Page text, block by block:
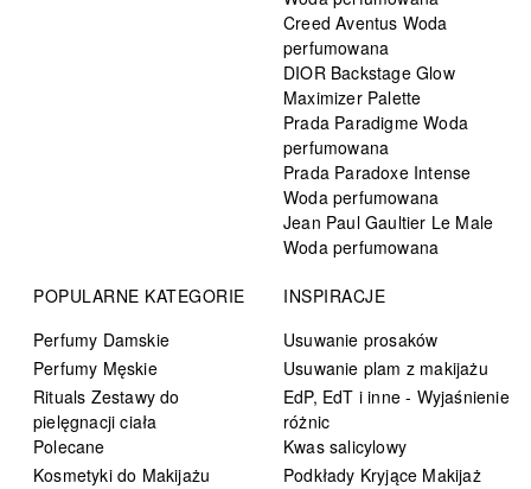
Creed Aventus Woda
perfumowana
DIOR Backstage Glow
Maximizer Palette
Prada Paradigme Woda
perfumowana
Prada Paradoxe Intense
Woda perfumowana
Jean Paul Gaultier Le Male
Woda perfumowana
POPULARNE KATEGORIE
Perfumy Damskie
Perfumy Męskie
Rituals Zestawy do
pielęgnacji ciała
Polecane
Kosmetyki do Makijażu
INSPIRACJE
Usuwanie prosaków
Usuwanie plam z makijażu
EdP, EdT i inne - Wyjaśnienie
różnic
Kwas salicylowy
Podkłady Kryjące Makijaż